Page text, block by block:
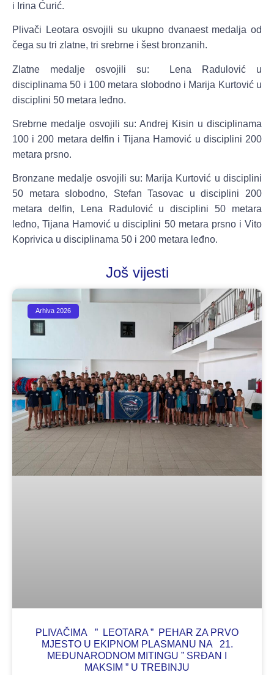
i Irina Ćurić.
Plivači Leotara osvojili su ukupno dvanaest medalja od
čega su tri zlatne, tri srebrne i šest bronzanih.
Zlatne medalje osvojili su: Lena Radulović u
disciplinama 50 i 100 metara slobodno i Marija Kurtoviću
disciplini 50 metara leđno.
Srebrne medalje osvojili su:Andrej Kisin u disciplinama
100 i 200 metara delfin iTijana Hamović u disciplini 200
metara prsno.
Bronzane medalje osvojili su: Marija Kurtović u disciplini
50 metara slobodno, Stefan Tasovac u disciplini 200
metara delfin,
Lena Raduloviću disciplini 50 metara
leđno,Tijana Hamović u disciplini 50 metara prsno iVito
Koprivica u disciplinama 50 i 200 metara leđno.
Još vijesti
Arhiva 2026
PLIVAČIMA ” LEOTARA ” PEHAR ZA PRVO
MJESTO U EKIPNOM PLASMANU NA 21.
MEĐUNARODNOM MITINGU ” SRĐAN I
MAKSIM ” U TREBINJU